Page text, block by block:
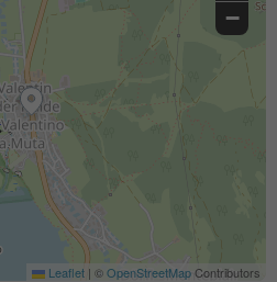
−
Leaflet | ©OpenStreetMapContributors